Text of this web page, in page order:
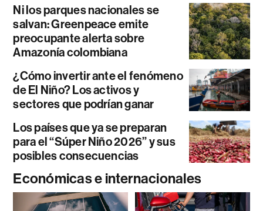
Ni los parques nacionales se
salvan: Greenpeace emite
preocupante alerta sobre
Amazonía colombiana
¿Cómo invertir ante el fenómeno
de El Niño? Los activos y
sectores que podrían ganar
Los países que ya se preparan
para el “Súper Niño 2026” y sus
posibles consecuencias
Económicas e internacionales